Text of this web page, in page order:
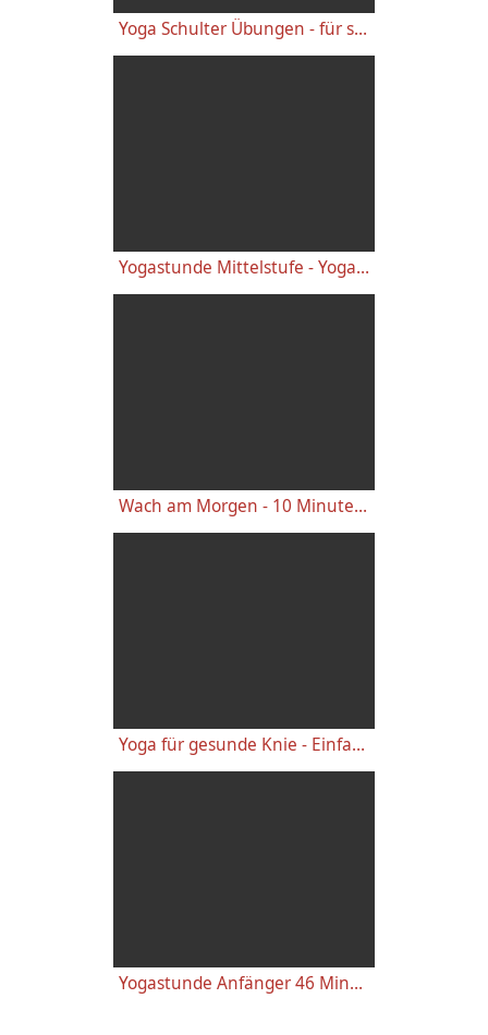
Yoga Schulter Übungen - für starke gesunde Schultern, gegen Schulterschmerzen
Yogastunde Mittelstufe - Yoga Vidya Grundreihe
Wach am Morgen - 10 Minuten Yogastunde für Energie
Yoga für gesunde Knie - Einfache wirkungsvolle Gelenkübungen
Yogastunde Anfänger 46 Minuten